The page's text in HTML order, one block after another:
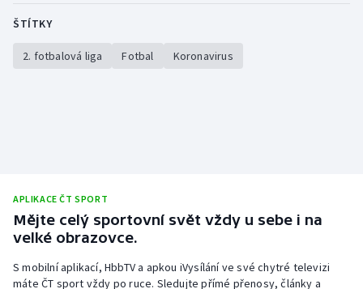
Volejbal
ŠTÍTKY
2. fotbalová liga Fotbal Koronavirus
APLIKACE ČT SPORT
Mějte celý sportovní svět vždy u sebe i na
velké obrazovce.
S mobilní aplikací, HbbTV a apkou iVysílání ve své chytré televizi
máte ČT sport vždy po ruce. Sledujte přímé přenosy, články a